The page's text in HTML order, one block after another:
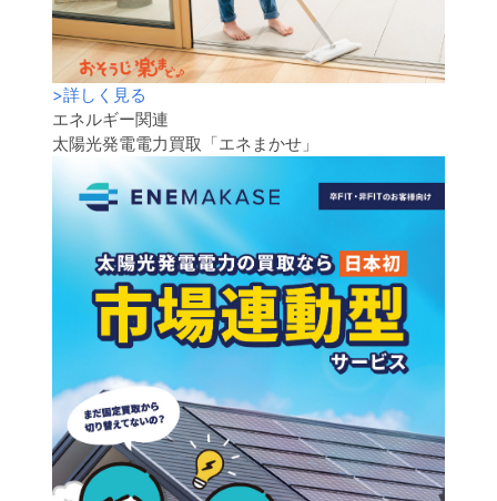
>詳しく見る
エネルギー関連
太陽光発電電力買取「エネまかせ」